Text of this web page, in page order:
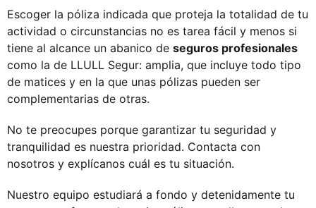
Escoger la póliza indicada que proteja la totalidad de tu
actividad o circunstancias no es tarea fácil y menos si
tiene al alcance un abanico de seguros profesionales
como la de LLULL Segur: amplia, que incluye todo tipo
de matices y en la que unas pólizas pueden ser
complementarias de otras.
No te preocupes porque garantizar tu seguridad y
tranquilidad es nuestra prioridad. Contacta con
nosotros y explícanos cuál es tu situación.
Nuestro equipo estudiará a fondo y detenidamente tu